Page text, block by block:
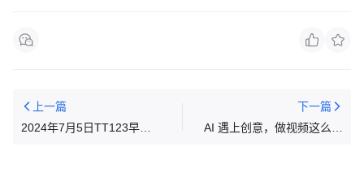
上一篇
2024年7月5日TT123早
下一篇
AI 遇上创意，做视频这么简